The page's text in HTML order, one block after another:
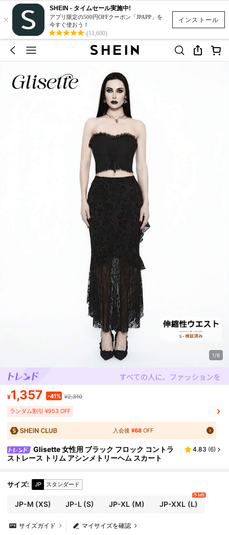
インストール
×
SHEIN - タイムセール実施中!
アプリ限定の500円OFFクーポン「JPAPP」を
今すぐ使おう！
(11,600)
1/6
¥1,357 -41% ¥2,310
ランダム割引 ¥953 OFF
入会後¥68 OFF
Glisette 女性用 ブラック フロック コントラ
ストレース トリム アシンメトリーヘム スカート
4.83 (6)
サイズ: JP スタンダード
JP-M (XS) JP-L (S) JP-XL (M) JP-XXL (L)
9 left
マイサイズを確認
サイズガイド